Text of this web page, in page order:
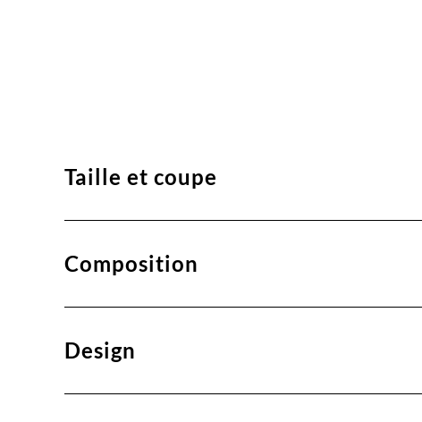
Taille et coupe
Composition
Design